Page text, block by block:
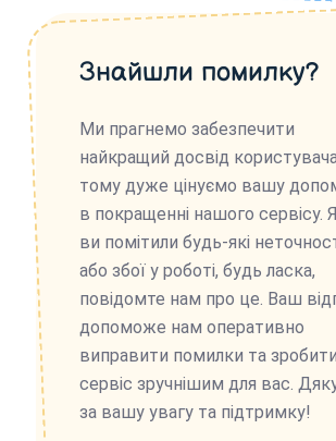
Знайшли помилку?
Ми прагнемо забезпечити
найкращий досвід
тому дуже цінуємо вашу
в покращенні нашого сервісу.
ви помітили будь-які
або збої у роботі, будь ласка,
повідомте нам про це. Ваш
допоможе нам оперативно
виправити помилки та зробити
сервіс зручнішим для вас.
за вашу увагу та підтримку!